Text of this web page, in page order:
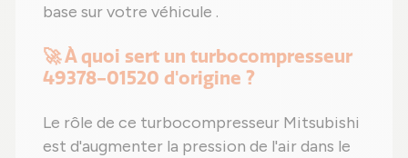
base sur votre véhicule .
🚀 À quoi sert un turbocompresseur
49378-01520 d'origine ?
Le rôle de ce turbocompresseur Mitsubishi
est d'augmenter la pression de l'air dans le